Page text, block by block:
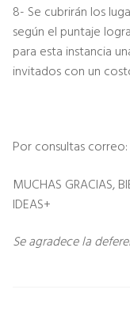
8- Se cubrirán los
según el puntaje
para esta instancia
invitados con un
Por consultas correo:
MUCHAS GRACIAS,
IDEAS+
Se agradece la